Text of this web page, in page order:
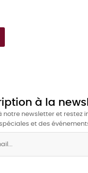
à la
notre newsletter et restez
et des